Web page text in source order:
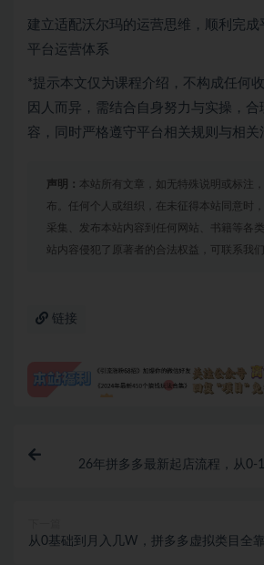
建立适配沃尔玛的运营思维，顺利完成
平台运营体系
*提示本文仅为课程介绍，不构成任何
因人而异，需结合自身努力与实操，合
容，同时严格遵守平台相关规则与相关
声明： 本站所有文章，如无特殊说明或标注
布。任何个人或组织，在未征得本站同意时
采集、发布本站内容到任何网站、书籍等各
站内容侵犯了原著者的合法权益，可联系我们
链接
26年拼多多最新起店流程，从0-
从0基础到月入几W，拼多多虚拟类目全